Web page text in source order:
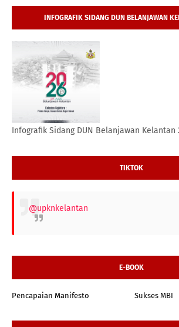
INFOGRAFIK SIDANG DUN BELANJAWAN
Infografik Sidang DUN Belanjawan Kelantan
TIKTOK
@upknkelantan
E-BOOK
Pencapaian Manifesto Sukses MBI